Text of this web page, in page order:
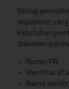
Setiap
requisition
kebutuhan
dokumen
Nomor PR
Identitas
Nama